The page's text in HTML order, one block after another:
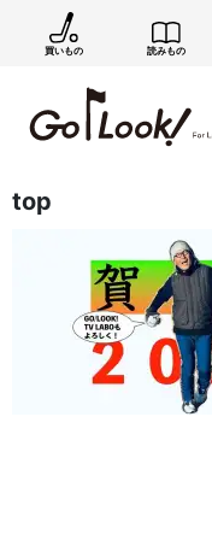
買いもの 読みもの
top